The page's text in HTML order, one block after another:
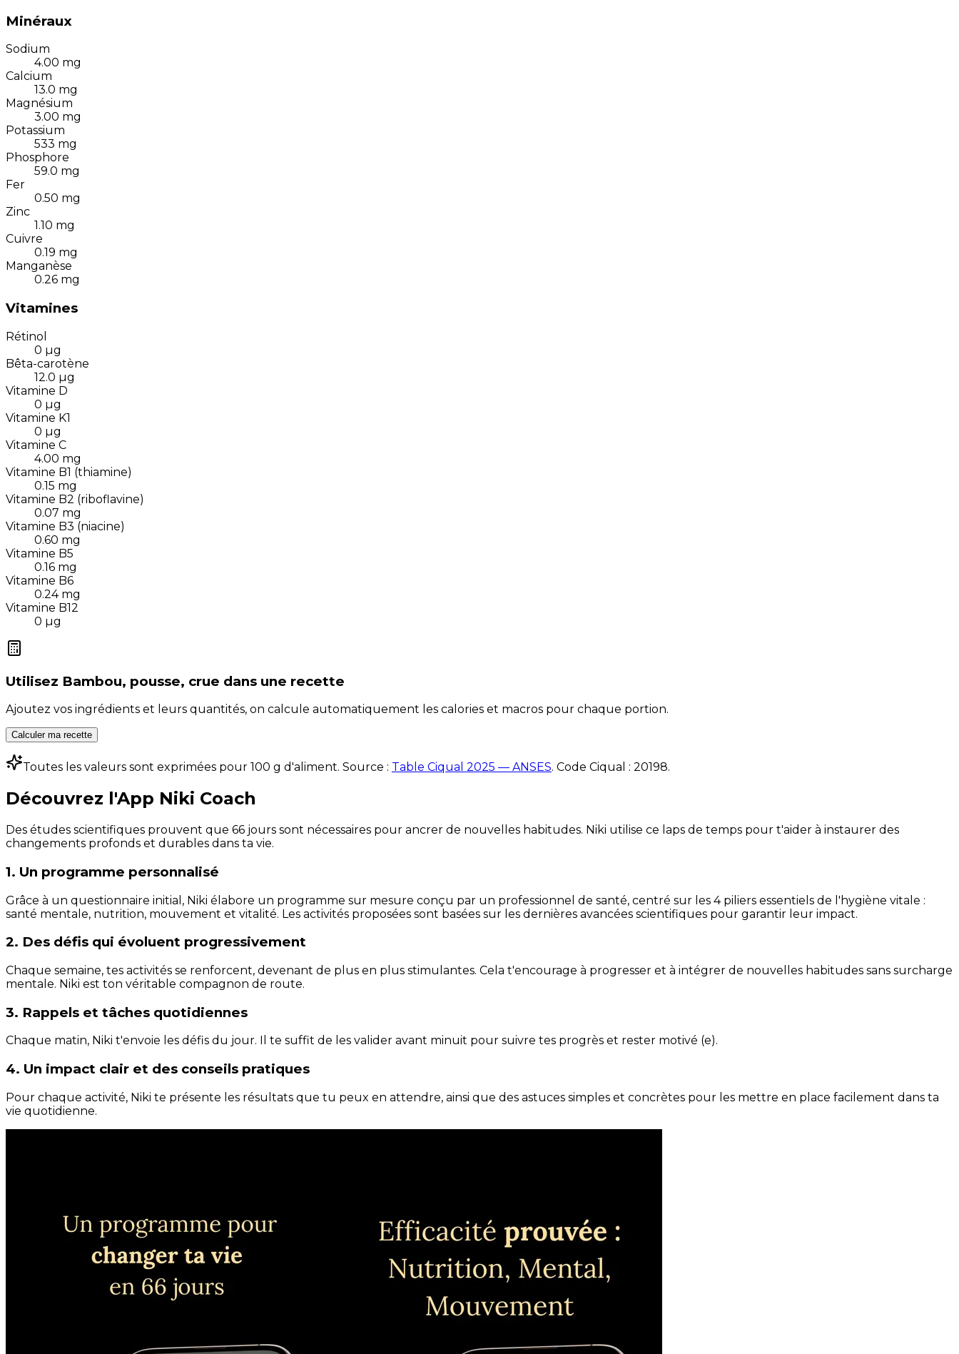
Minéraux
Sodium
4.00 mg
Calcium
13.0 mg
Magnésium
3.00 mg
Potassium
533 mg
Phosphore
59.0 mg
Fer
0.50 mg
Zinc
1.10 mg
Cuivre
0.19 mg
Manganèse
0.26 mg
Vitamines
Rétinol
0 µg
Bêta-carotène
12.0 µg
Vitamine D
0 µg
Vitamine K1
0 µg
Vitamine C
4.00 mg
Vitamine B1 (thiamine)
0.15 mg
Vitamine B2 (riboflavine)
0.07 mg
Vitamine B3 (niacine)
0.60 mg
Vitamine B5
0.16 mg
Vitamine B6
0.24 mg
Vitamine B12
0 µg
Utilisez Bambou, pousse, crue dans une recette
Ajoutez vos ingrédients et leurs quantités, on calcule automatiquement les calories et macros pour chaque portion.
Calculer ma recette
Toutes les valeurs sont exprimées pour 100 g d'aliment. Source : Table Ciqual 2025 — ANSES. Code Ciqual : 20198.
Découvrez l'App Niki Coach
Des études scientifiques prouvent que 66 jours sont nécessaires pour ancrer de nouvelles habitudes. Niki utilise ce laps de temps pour t'aider à instaurer des
changements profonds et durables dans ta vie.
1. Un programme personnalisé
Grâce à un questionnaire initial, Niki élabore un programme sur mesure conçu par un professionnel de santé, centré sur les 4 piliers essentiels de l'hygiène vitale :
santé mentale, nutrition, mouvement et vitalité. Les activités proposées sont basées sur les dernières avancées scientifiques pour garantir leur impact.
2. Des défis qui évoluent progressivement
Chaque semaine, tes activités se renforcent, devenant de plus en plus stimulantes. Cela t'encourage à progresser et à intégrer de nouvelles habitudes sans surcharge
mentale. Niki est ton véritable compagnon de route.
3. Rappels et tâches quotidiennes
Chaque matin, Niki t'envoie les défis du jour. Il te suffit de les valider avant minuit pour suivre tes progrès et rester motivé (e).
4. Un impact clair et des conseils pratiques
Pour chaque activité, Niki te présente les résultats que tu peux en attendre, ainsi que des astuces simples et concrètes pour les mettre en place facilement dans ta
vie quotidienne.